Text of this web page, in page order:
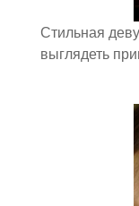
Стильная
выглядеть